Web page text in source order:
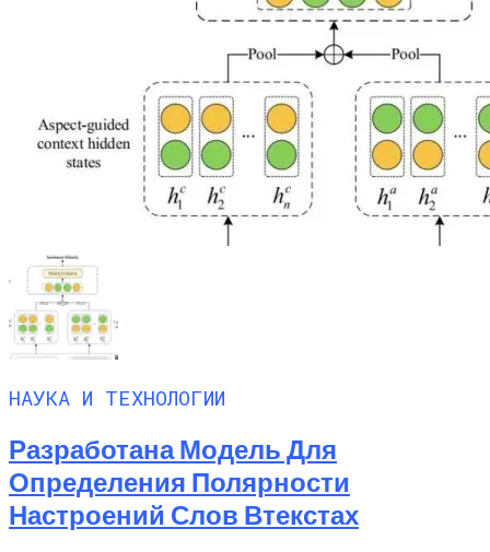
НАУКА И ТЕХНОЛОГИИ
Разработана Модель Для
Определения Полярности
Настроений Слов Втекстах